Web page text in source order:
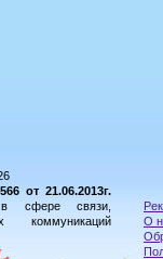
от 21.06.2013г.
сфере связи,
коммуникаций
О